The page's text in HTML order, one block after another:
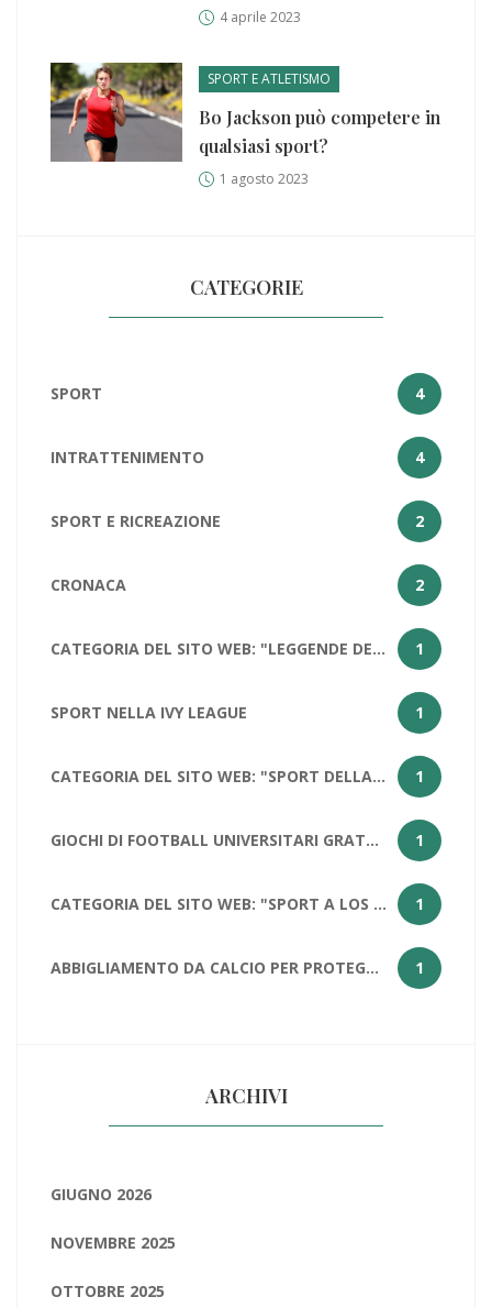
riguarda il passaggio?
4 aprile 2023
SPORT E ATLETISMO
Bo Jackson può competere in
qualsiasi sport?
1 agosto 2023
CATEGORIE
SPORT 4
INTRATTENIMENTO 4
SPORT E RICREAZIONE 2
CRONACA 2
CATEGORIA DEL SITO WEB: "LEGGENDE DELLA PALLACANESTRO: LEBRON JAMES 1
SPORT NELLA IVY LEAGUE 1
CATEGORIA DEL SITO WEB: "SPORT DELLA CALIFORNIA 1
GIOCHI DI FOOTBALL UNIVERSITARI GRATUITI PER STUDENTI 1
CATEGORIA DEL SITO WEB: "SPORT A LOS ANGELES: PERCHÉ LOS ANGELES HA DUE SQUADRE NFL? 1
ABBIGLIAMENTO DA CALCIO PER PROTEGGERE LE PALLE 1
ARCHIVI
GIUGNO 2026
NOVEMBRE 2025
OTTOBRE 2025